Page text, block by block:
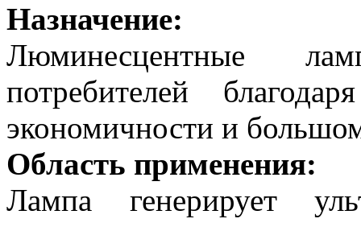
Назначение:
Люминесцентные
потребителей
экономичности и
Область применения:
Лампа генерирует